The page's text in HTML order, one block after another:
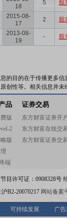
18
5 股
2015-08-
17
2 股
2013-08-
19
- 股
的目的在于传播更多
创性等。相关信息并
品
版
2
版
端
证券交易
东方财富证券开
东方财富在线交
东方财富证券交
目许可证：0908328号
B2-20070217 网站备案
可持续发展 广